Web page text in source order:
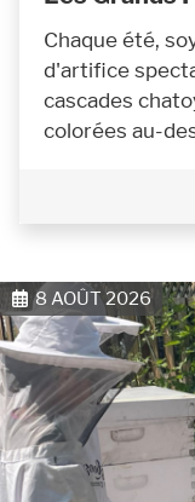
Chaque été,
d'artifice
cascades
colorées au-
8 AOÛT 2026